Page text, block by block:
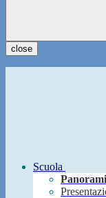
close
Scuola